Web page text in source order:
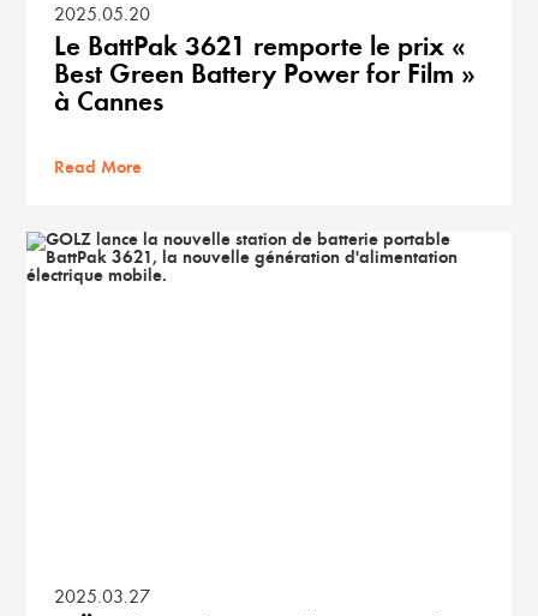
2025.05.20
Le BattPak 3621 remporte le prix «
Best Green Battery Power for Film »
à Cannes
Read More
2025.03.27